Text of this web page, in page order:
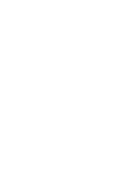
partenaire et son
trahi lui font
la capacité de le